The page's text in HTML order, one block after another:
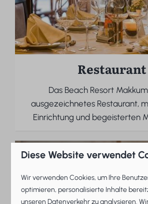
Restaurant
Das Beach Resort
ausgezeichnetes Restaurant,
Einrichtung und begeisterten
Im Park
Diese Website verwendet
Wir verwenden Cookies, um Ihre
optimieren, personalisierte Inhalte
unseren Datenverkehr zu analysieren.